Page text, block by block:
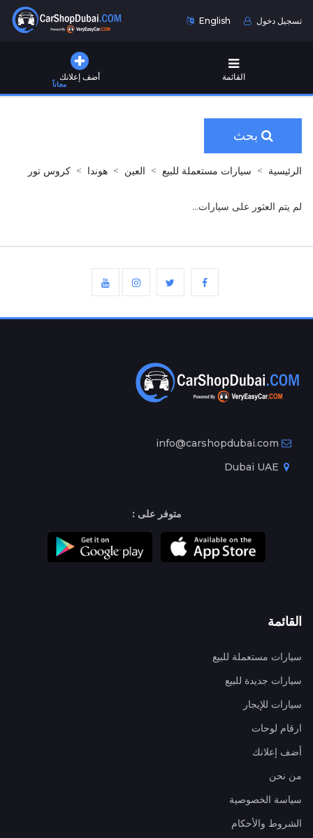
English تسجيل دخول
أضف إعلانك
مجاناً
القائمة
بحث
الرئيسية سيارات مستعملة للبيع العين هوندا كروس تور
لم يتم العثور على سيارات...
info@carshopdubai.com
متوفر على :
القائمة
سيارات مستعملة للبيع
سيارات جديدة للبيع
سيارات للإيجار
ارقام لوحات
أضف إعلانك
من نحن
سياسة الخصوصية
الشروط والأحكام